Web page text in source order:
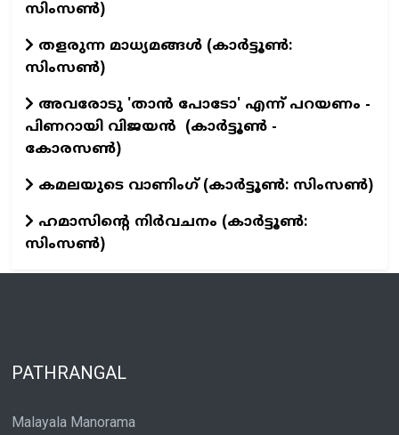
സിംസണ്‍)
തളരുന്ന മാധ്യമങ്ങള്‍ (കാര്‍ട്ടൂണ്‍:
സിംസണ്‍)
അവരോടു 'താൻ പോടോ' എന്ന് പറയണം -
പിണറായി വിജയൻ (കാർട്ടൂൺ -
കോരസൺ)
കമലയുടെ വാണിംഗ് (കാര്‍ട്ടൂണ്‍: സിംസണ്‍)
ഹമാസിന്റെ നിര്‍വചനം (കാര്‍ട്ടൂണ്‍:
സിംസണ്‍)
PATHRANGAL
Malayala Manorama